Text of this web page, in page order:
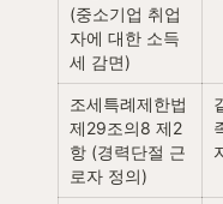
(중소기업 취업
자에 대한 소득
세 감면)
조세특례제한법
제29조의8 제2
항 (경력단절 근
로자 정의)